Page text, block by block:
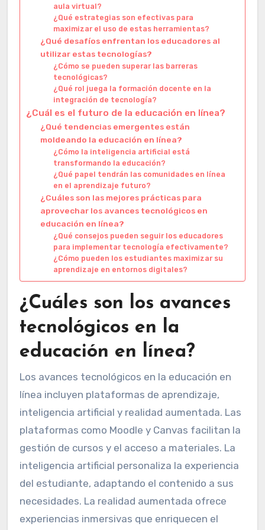
aula virtual?
¿Qué estrategias son efectivas para
maximizar el uso de estas herramientas?
¿Qué desafíos enfrentan los educadores al
utilizar estas tecnologías?
¿Cómo se pueden superar las barreras
tecnológicas?
¿Qué rol juega la formación docente en la
integración de tecnología?
¿Cuál es el futuro de la educación en línea?
¿Qué tendencias emergentes están
moldeando la educación en línea?
¿Cómo la inteligencia artificial está
transformando la educación?
¿Qué papel tendrán las comunidades en línea
en el aprendizaje futuro?
¿Cuáles son las mejores prácticas para
aprovechar los avances tecnológicos en
educación en línea?
¿Qué consejos pueden seguir los educadores
para implementar tecnología efectivamente?
¿Cómo pueden los estudiantes maximizar su
aprendizaje en entornos digitales?
¿Cuáles son los avances
tecnológicos en la
educación en línea?
Los avances tecnológicos en la educación en
línea incluyen plataformas de aprendizaje,
inteligencia artificial y realidad aumentada. Las
plataformas como Moodle y Canvas facilitan la
gestión de cursos y el acceso a materiales. La
inteligencia artificial personaliza la experiencia
del estudiante, adaptando el contenido a sus
necesidades. La realidad aumentada ofrece
experiencias inmersivas que enriquecen el